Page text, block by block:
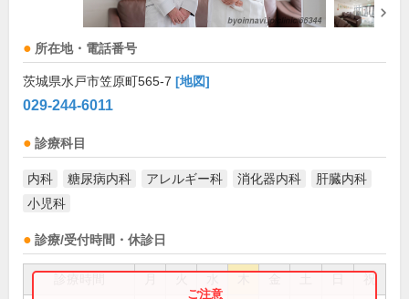
所在地・電話番号
茨城県水戸市笠原町565-7 [地図]
029-244-6011
診療科目
内科 糖尿病内科 アレルギー科 消化器内科
肝臓内科
小児科
診療/受付時間・休診日
祝